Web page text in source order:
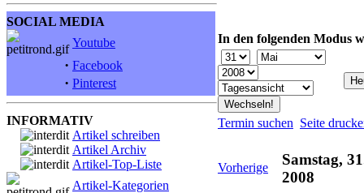
SOCIAL MEDIA
Youtube
· Facebook
· Pinterest
INFORMATIV
Artikel schreiben
Artikel Archiv
Artikel-Top-Liste
Artikel-Kategorien
In den folgenden Modus
Termin suchen Seite
Vorherige
Samstag,
2008